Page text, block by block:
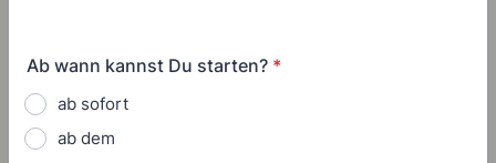
Ab wann kannst Du starten? *
ab sofort
ab dem